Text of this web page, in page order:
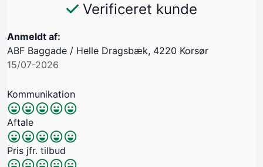
Verificeret kunde
Anmeldt af:
ABF Baggade / Helle Dragsbæk, 4220 Korsør
15/07-2026
Kommunikation
Aftale
Pris jfr. tilbud